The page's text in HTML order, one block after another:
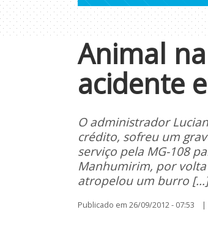
Animal
acidente
O administrador
crédito, sofreu um
serviço pela MG-108
Manhumirim, por
atropelou um burro […]
Publicado em 26/09/2012 - 07:53